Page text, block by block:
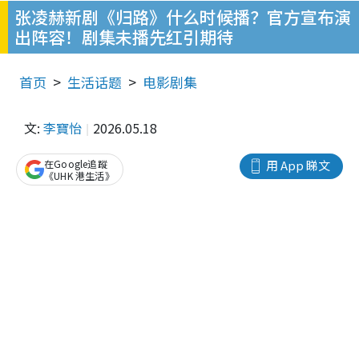
张凌赫新剧《归路》什么时候播？官方宣布演
出阵容！剧集未播先红引期待
首页 生活话题 电影剧集
文: 李寶怡 2026.05.18
用 App 睇文
在Google追蹤
《UHK 港生活》